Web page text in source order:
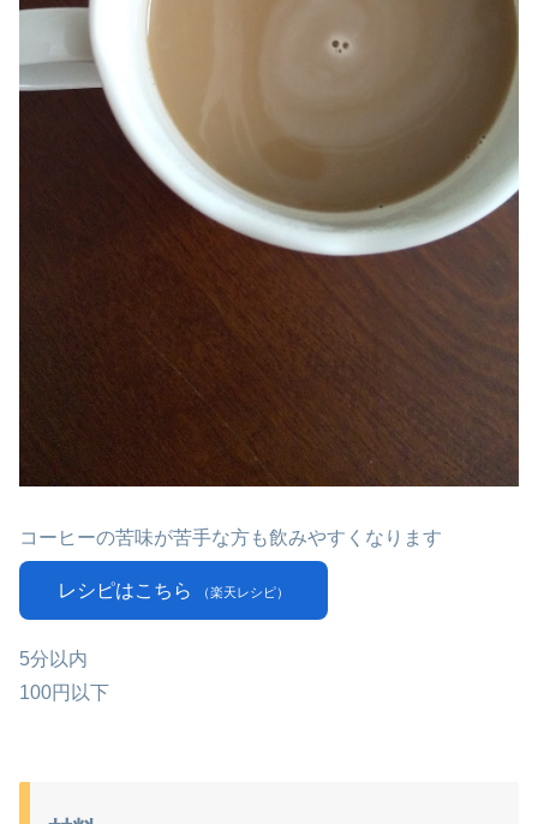
コーヒーの苦味が苦手な方も飲みやすくなります
レシピはこちら （楽天レシピ）
5分以内
100円以下